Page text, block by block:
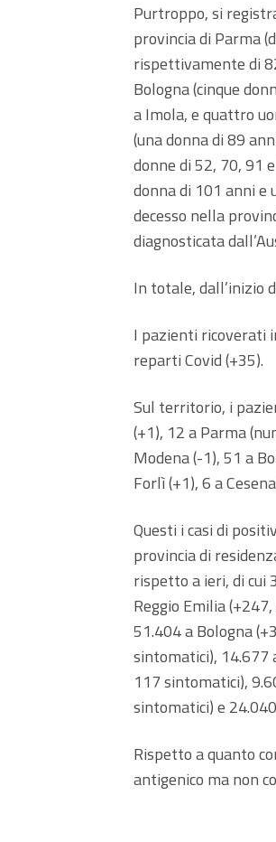
Purtroppo, si
provincia di Parma
rispettivamente di
Bologna (cinque
a Imola, e quattro
(una donna di 89
donne di 52, 70, 91
donna di 101 anni e
decesso nella
diagnosticata
In totale, dall’inizio
I pazienti ricoverati
reparti Covid (+35).
Sul territorio, i
(+1), 12 a Parma
Modena (-1), 51 a
Forlì (+1), 6 a
Questi i casi di
provincia di
rispetto a ieri, di cui
Reggio Emilia
51.404 a Bologna
sintomatici), 14.677
117 sintomatici),
sintomatici) e
Rispetto a quanto
antigenico ma non